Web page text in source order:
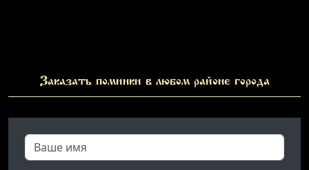
Заказать поминки в любом районе города